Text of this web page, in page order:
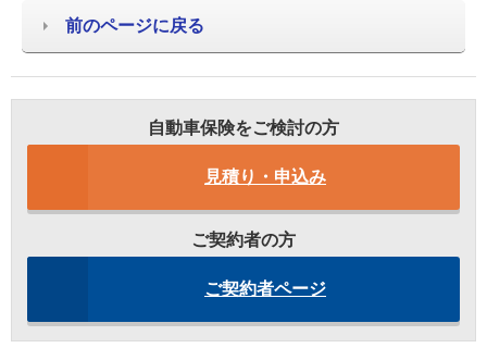
前のページに戻る
自動車保険をご検討の方
見積り・申込み
ご契約者の方
ご契約者ページ